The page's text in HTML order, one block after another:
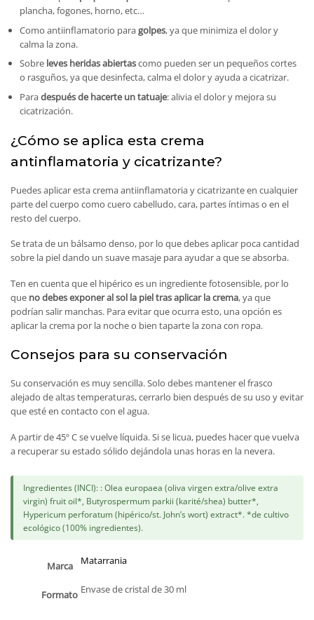
plancha, fogones, horno, etc…
Como antiinflamatorio paragolpes, ya que minimiza el dolor y
calma la zona.
Sobre leves heridas abiertascomo pueden ser un pequeños cortes
o rasguños, ya que desinfecta, calma el dolor y ayuda a cicatrizar.
Paradespués de hacerte un tatuaje: alivia el dolor y mejora su
cicatrización.
¿Cómo se aplica esta crema
antinflamatoria y cicatrizante?
Puedes aplicar esta crema antiinflamatoria y cicatrizante en cualquier
parte del cuerpo como cuero cabelludo, cara, partes íntimas o en el
resto del cuerpo.
Se trata de un bálsamo denso, por lo que debes aplicar poca cantidad
sobre la piel dando un suave masaje para ayudar a que se absorba.
Ten en cuenta que el hipérico es un ingrediente fotosensible, por lo
que no debes exponer al sol la piel tras aplicar la crema, ya que
podrían salir manchas. Para evitar que ocurra esto, una opción es
aplicar la crema por la noche o bien taparte la zona con ropa.
Consejos para su conservación
Su conservación es muy sencilla. Solo debes mantener el frasco
alejado de altas temperaturas, cerrarlo bien después de su uso y evitar
que esté en contacto con el agua.
A partir de 45º C se vuelve líquida. Si se licua, puedes hacer que vuelva
a recuperar su estado sólido dejándola unas horas en la nevera.
Ingredientes (INCI): : Olea europaea (oliva virgen extra/olive extra
virgin) fruit oil*, Butyrospermum parkii (karité/shea) butter*,
Hypericum perforatum (hipérico/st. John’s wort) extract*. *de cultivo
ecológico (100% ingredientes).
Marca Matarrania
Formato Envase de cristal de 30 ml